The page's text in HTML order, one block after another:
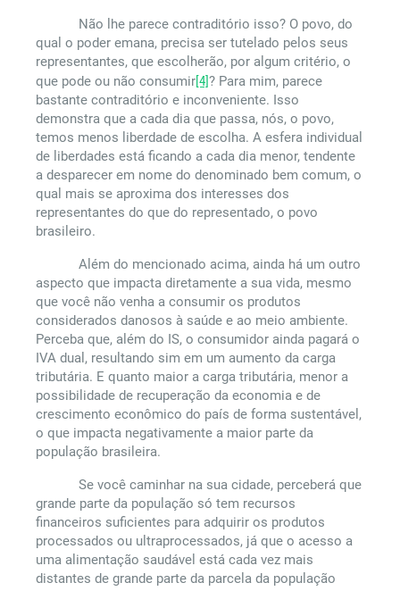
Não lhe parece contraditório isso? O povo, do
qual o poder emana, precisa ser tutelado pelos seus
representantes, que escolherão, por algum critério, o
que pode ou não consumir[4]? Para mim, parece
bastante contraditório e inconveniente. Isso
demonstra que a cada dia que passa, nós, o povo,
temos menos liberdade de escolha. A esfera individual
de liberdades está ficando a cada dia menor, tendente
a desparecer em nome do denominado bem comum, o
qual mais se aproxima dos interesses dos
representantes do que do representado, o povo
brasileiro.
Além do mencionado acima, ainda há um outro
aspecto que impacta diretamente a sua vida, mesmo
que você não venha a consumir os produtos
considerados danosos à saúde e ao meio ambiente.
Perceba que, além do IS, o consumidor ainda pagará o
IVA dual, resultando sim em um aumento da carga
tributária. E quanto maior a carga tributária, menor a
possibilidade de recuperação da economia e de
crescimento econômico do país de forma sustentável,
o que impacta negativamente a maior parte da
população brasileira.
Se você caminhar na sua cidade, perceberá que
grande parte da população só tem recursos
financeiros suficientes para adquirir os produtos
processados ou ultraprocessados, já que o acesso a
uma alimentação saudável está cada vez mais
distantes de grande parte da parcela da população